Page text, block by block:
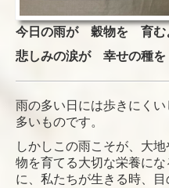
今日の雨が 穀物を 育む
悲しみの涙が 幸せの種
雨の多い日には歩きにく
多いものです。
しかしこの雨こそが、大
物を育てる大切な栄養に
に、私たちが生きる時、